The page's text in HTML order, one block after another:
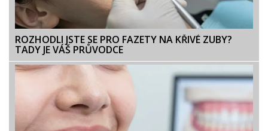
ROZHODLI JSTE SE PRO FAZETY NA KŘIVÉ ZUBY?
TADY JE VÁŠ PRŮVODCE